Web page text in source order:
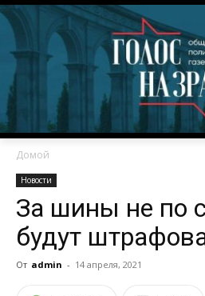
Домой
Новости
За шины не по
будут
От admin - 14 апреля, 2021